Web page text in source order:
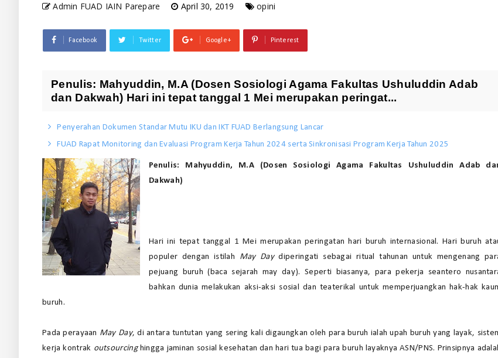
Admin FUAD IAIN Parepare April 30, 2019 opini
Facebook Twitter Google+ Pinterest
Penulis: Mahyuddin, M.A (Dosen Sosiologi Agama Fakultas Ushuluddin Adab
dan Dakwah) Hari ini tepat tanggal 1 Mei merupakan peringat...
Penyerahan Dokumen Standar Mutu IKU dan IKT FUAD Berlangsung Lancar
FUAD Rapat Monitoring dan Evaluasi Program Kerja Tahun 2024 serta Sinkronisasi Program Kerja Tahun 2025
Penulis: Mahyuddin, M.A (Dosen Sosiologi Agama Fakultas Ushuluddin Adab
Dakwah)
Hari ini tepat tanggal 1 Mei merupakan peringatan hari buruh internasional. Hari buruh
populer dengan istilah May Daydiperingati sebagai ritual tahunan untuk mengenang
pejuang buruh (baca sejarah may day). Seperti biasanya, para pekerja seantero
bahkan dunia melakukan aksi-aksi sosial dan teaterikal untuk memperjuangkan hak-hak
buruh.
Pada perayaan May Day, di antara tuntutan yang sering kali digaungkan oleh para buruh ialah upah buruh yang layak,
kerja kontrak outsourcinghingga jaminan sosial kesehatan dan hari tua bagi para buruh layaknya ASN/PNS. Prinsipnya